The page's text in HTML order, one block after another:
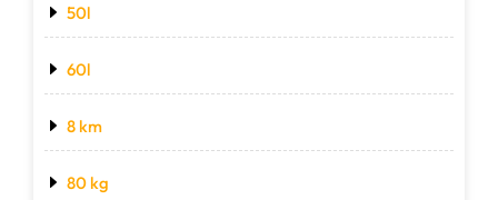
50l
60l
8 km
80 kg